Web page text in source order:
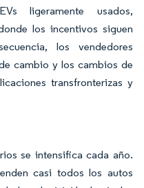
ligeramente usados,
los incentivos siguen
los vendedores
cambio y los cambios de
transfronterizas y
se intensifica cada año.
casi todos los autos